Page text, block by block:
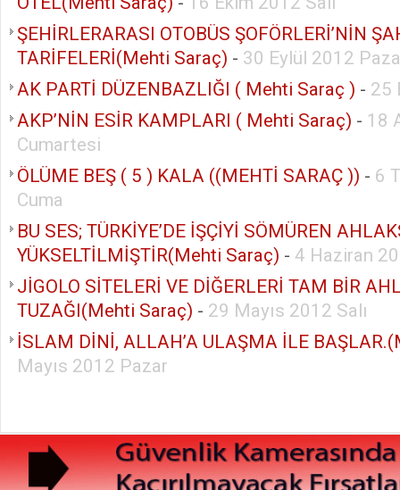
ŞEHİRLERARASI OTOBÜS ŞOFÖRLERİ’NİN
TARİFELERİ(Mehti Saraç) - 30 Eylül 2012
AK PARTİ DÜZENBAZLIĞI ( Mehti Saraç ) - 25
AKP’NİN ESİR KAMPLARI ( Mehti Saraç) - 18
Cumartesi
ÖLÜME BEŞ ( 5 ) KALA ((MEHTİ SARAÇ )) - 6
Cuma
BU SES; TÜRKİYE’DE İŞÇİYİ SÖMÜREN
YÜKSELTİLMİŞTİR(Mehti Saraç) - 4 Haziran
JİGOLO SİTELERİ VE DİĞERLERİ TAM BİR
TUZAĞI(Mehti Saraç) - 29 Mayıs 2012 Salı
İSLAM DİNİ, ALLAH’A ULAŞMA İLE
Mayıs 2012 Pazar